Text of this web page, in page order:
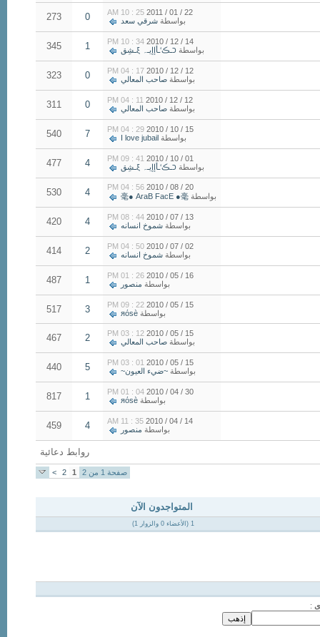
22 / 01 / 2011
25 : 10 AM
بواسطة شرقي سعد 0
273
14 / 12 / 2010
34 : 10 PM
بواسطة ‏כـڪ‘ـأإإيـہ ξـشِق 1
345
12 / 12 / 2010
17 : 04 PM
بواسطة صاحب المعالي 0
323
12 / 12 / 2010
11 : 04 PM
بواسطة صاحب المعالي 0
311
15 / 10 / 2010
29 : 04 PM
بواسطة I love jubail
7
540
01 / 10 / 2010
41 : 09 PM
بواسطة ‏כـڪ‘ـأإإيـہ ξـشِق 4
477
20 / 08 / 2010
56 : 04 PM
بواسطة 毫● AraB FacE ●毫
4
530
13 / 07 / 2010
44 : 08 PM
بواسطة شموخ انسانه 4
420
02 / 07 / 2010
50 : 04 PM
بواسطة شموخ انسانه 2
414
16 / 05 / 2010
26 : 01 PM
بواسطة منصور 1
487
15 / 05 / 2010
22 : 09 PM
بواسطة яόsè
3
517
15 / 05 / 2010
12 : 03 PM
بواسطة صاحب المعالي 2
467
15 / 05 / 2010
01 : 03 PM
بواسطة ~ضيء العيون~ 5
440
30 / 04 / 2010
04 : 01 PM
بواسطة яόsè
1
817
14 / 04 / 2010
35 : 11 AM
بواسطة منصور 4
459
روابط دعائية
صفحة 1 من 2 1
2
>
المتواجدون الآن
1 (الأعضاء 0 والزوار 1)
: